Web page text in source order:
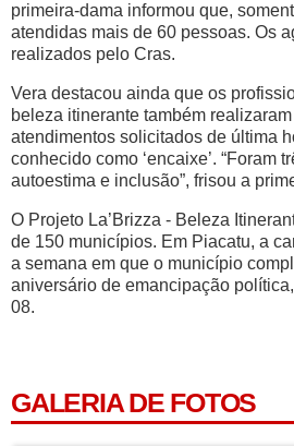
primeira-dama informou que,
atendidas mais de 60 pessoas. Os
realizados pelo Cras.
Vera destacou ainda que os
beleza itinerante também
atendimentos solicitados de última
conhecido como ‘encaixe’. “Foram
autoestima e inclusão”, frisou a
O Projeto La’Brizza - Beleza
de 150 municípios. Em Piacatu, a
a semana em que o município
aniversário de emancipação
08.
GALERIA DE FOTOS